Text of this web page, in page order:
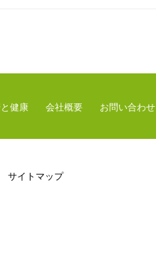
健康 会社概要 お問い合わせ
サイトマップ